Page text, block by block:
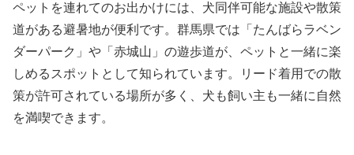
ペットを連れてのお出かけには、犬同伴可能な施設や散策
道がある避暑地が便利です。群馬県では「たんばらラベン
ダーパーク」や「赤城山」の遊歩道が、ペットと一緒に楽
しめるスポットとして知られています。リード着用での散
策が許可されている場所が多く、犬も飼い主も一緒に自然
を満喫できます。